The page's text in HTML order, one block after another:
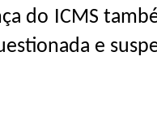
do ICMS
e